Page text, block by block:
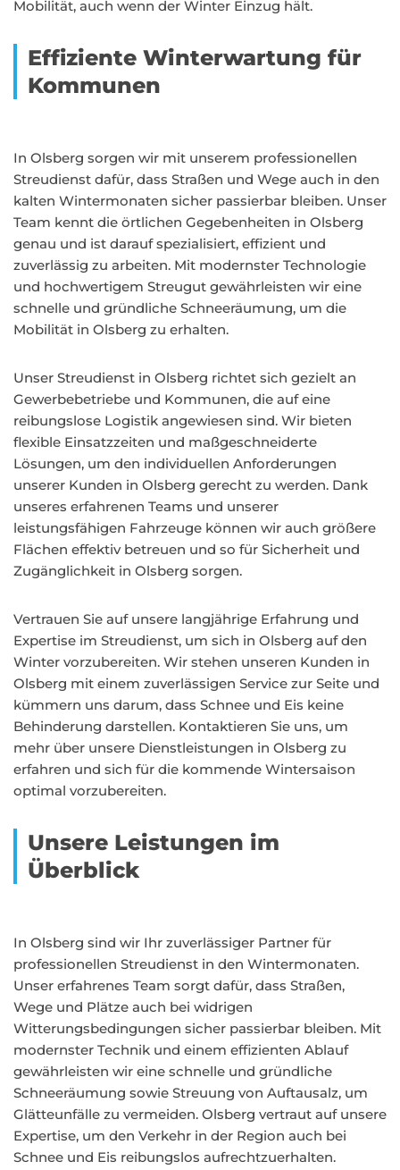
Mobilität, auch wenn der Winter Einzug hält.
Effiziente Winterwartung für
Kommunen
In Olsberg sorgen wir mit unserem professionellen
Streudienst dafür, dass Straßen und Wege auch in den
kalten Wintermonaten sicher passierbar bleiben. Unser
Team kennt die örtlichen Gegebenheiten in Olsberg
genau und ist darauf spezialisiert, effizient und
zuverlässig zu arbeiten. Mit modernster Technologie
und hochwertigem Streugut gewährleisten wir eine
schnelle und gründliche Schneeräumung, um die
Mobilität in Olsberg zu erhalten.
Unser Streudienst in Olsberg richtet sich gezielt an
Gewerbebetriebe und Kommunen, die auf eine
reibungslose Logistik angewiesen sind. Wir bieten
flexible Einsatzzeiten und maßgeschneiderte
Lösungen, um den individuellen Anforderungen
unserer Kunden in Olsberg gerecht zu werden. Dank
unseres erfahrenen Teams und unserer
leistungsfähigen Fahrzeuge können wir auch größere
Flächen effektiv betreuen und so für Sicherheit und
Zugänglichkeit in Olsberg sorgen.
Vertrauen Sie auf unsere langjährige Erfahrung und
Expertise im Streudienst, um sich in Olsberg auf den
Winter vorzubereiten. Wir stehen unseren Kunden in
Olsberg mit einem zuverlässigen Service zur Seite und
kümmern uns darum, dass Schnee und Eis keine
Behinderung darstellen. Kontaktieren Sie uns, um
mehr über unsere Dienstleistungen in Olsberg zu
erfahren und sich für die kommende Wintersaison
optimal vorzubereiten.
Unsere Leistungen im
Überblick
In Olsberg sind wir Ihr zuverlässiger Partner für
professionellen Streudienst in den Wintermonaten.
Unser erfahrenes Team sorgt dafür, dass Straßen,
Wege und Plätze auch bei widrigen
Witterungsbedingungen sicher passierbar bleiben. Mit
modernster Technik und einem effizienten Ablauf
gewährleisten wir eine schnelle und gründliche
Schneeräumung sowie Streuung von Auftausalz, um
Glätteunfälle zu vermeiden. Olsberg vertraut auf unsere
Expertise, um den Verkehr in der Region auch bei
Schnee und Eis reibungslos aufrechtzuerhalten.